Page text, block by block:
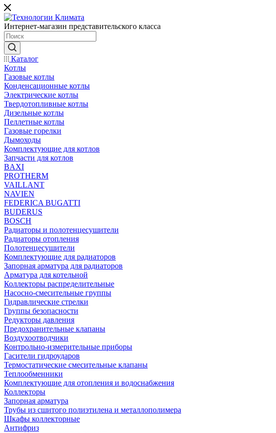
Интернет-магазин представительского класса
Каталог
Котлы
Газовые котлы
Конденсационные котлы
Электрические котлы
Твердотопливные котлы
Дизельные котлы
Пеллетные котлы
Газовые горелки
Дымоходы
Комплектующие для котлов
Запчасти для котлов
BAXI
PROTHERM
VAILLANT
NAVIEN
FEDERICA BUGATTI
BUDERUS
BOSCH
Радиаторы и полотенцесушители
Радиаторы отопления
Полотенцесушители
Комплектующие для радиаторов
Запорная арматура для радиаторов
Арматура для котельной
Коллекторы распределительные
Насосно-смесительные группы
Гидравлические стрелки
Группы безопасности
Редукторы давления
Предохранительные клапаны
Воздухоотводчики
Контрольно-измерительные приборы
Гасители гидроударов
Термостатические смесительные клапаны
Теплообменники
Комплектующие для отопления и водоснабжения
Коллекторы
Запорная арматура
Трубы из сшитого полиэтилена и металлополимера
Шкафы коллекторные
Антифриз